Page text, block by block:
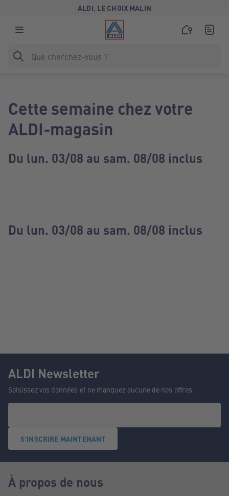
ALDI, LE CHOIX MALIN
Cette semaine chez votre
ALDI-magasin
Du lun. 03/08 au sam. 08/08 inclus
Du lun. 03/08 au sam. 08/08 inclus
ALDI Newsletter
Saisissez vos données et ne manquez aucune de nos offres.
S'INSCRIRE MAINTENANT
À propos de nous